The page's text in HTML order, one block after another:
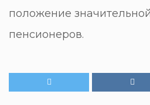
положение
пенсионеров.